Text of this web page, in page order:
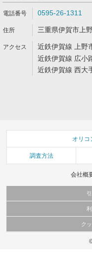
0595-26-1311
三重県伊賀市上
近鉄伊賀線 上野
近鉄伊賀線 広小
近鉄伊賀線 西大
オリコ
調査方法
会社概
当サイトで公開されている情報（
これらの情報を権利者の許可なく
当サイトに掲載している内容はす
弊社の見解・ 意見ではないことを
ク
このサイトでは Cookie を使用し